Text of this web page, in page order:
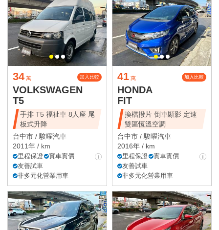
34 萬 加入比較
VOLKSWAGEN
T5
手排 T5 福祉車 8人座 尾
板式升降
台中市 /駿曜汽車
2011年 / km
里程保證
實車實價
友善試車
非多元化營業用車
41 萬 加入比較
HONDA
FIT
換檔撥片 倒車顯影 定速
雙區恆溫空調
台中市 /駿曜汽車
2016年 / km
里程保證
實車實價
友善試車
非多元化營業用車